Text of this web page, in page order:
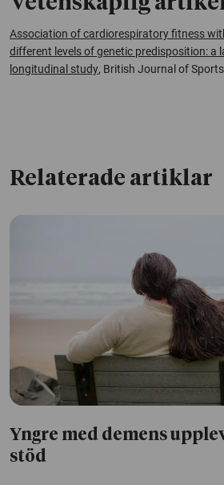
Association of cardiorespiratory fitness
different levels of genetic predisposition: a
longitudinal study, British Journal of
Relaterade artiklar
Yngre med demens
stöd